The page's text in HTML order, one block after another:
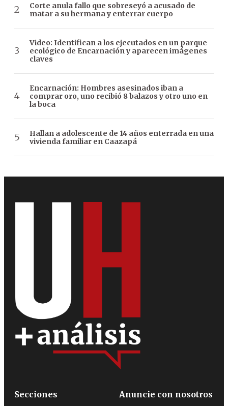
Corte anula fallo que sobreseyó a acusado de
matar a su hermana y enterrar cuerpo
Video: Identifican a los ejecutados en un parque
ecológico de Encarnación y aparecen imágenes
claves
Encarnación: Hombres asesinados iban a
comprar oro, uno recibió 8 balazos y otro uno en
la boca
Hallan a adolescente de 14 años enterrada en una
vivienda familiar en Caazapá
Secciones
Anuncie con nosotros